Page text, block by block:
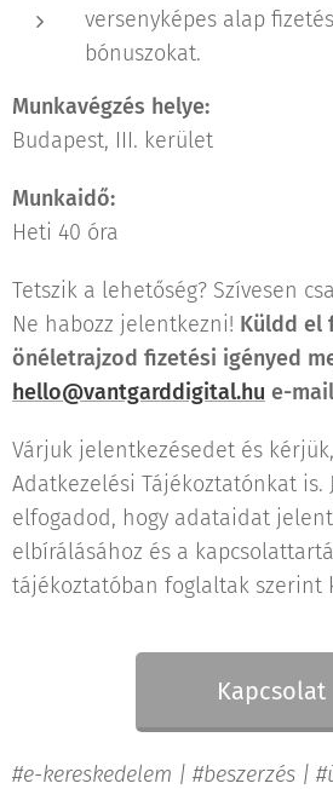
versenyképes alap
bónuszokat.
Munkavégzés helye:
Budapest, III. kerület
Munkaidő:
Heti 40 óra
Tetszik a lehetőség? Szívesen
Ne habozz jelentkezni! Küldd el
önéletrajzod fizetési igényed
hello@vantgarddigital.hu e-
Várjuk jelentkezésedet és
Adatkezelési Tájékoztatónkat is.
elfogadod, hogy adataidat
elbírálásához és a
tájékoztatóban foglaltak szerint
Kapcsolat
#e-kereskedelem | #beszerzés |